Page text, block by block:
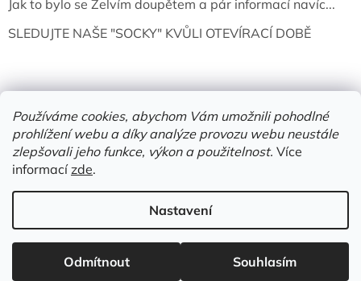
Používáme cookies, abychom Vám umožnili pohodlné
prohlížení webu a díky analýze provozu webu neustále
zlepšovali jeho funkce, výkon a použitelnost. Více
informacízde.
Nastavení
Odmítnout Souhlasím
Jak to bylo se Želvím doupětem a pár informací navíc...
SLEDUJTE NAŠE "SOCKY" KVŮLI OTEVÍRACÍ DOBĚ
Vytvořil Shoptet
Copyright 2026Želví doupě | knihy & vinyly | Mělník. Všechna
práva vyhrazena.
Upravit nastavení cookies